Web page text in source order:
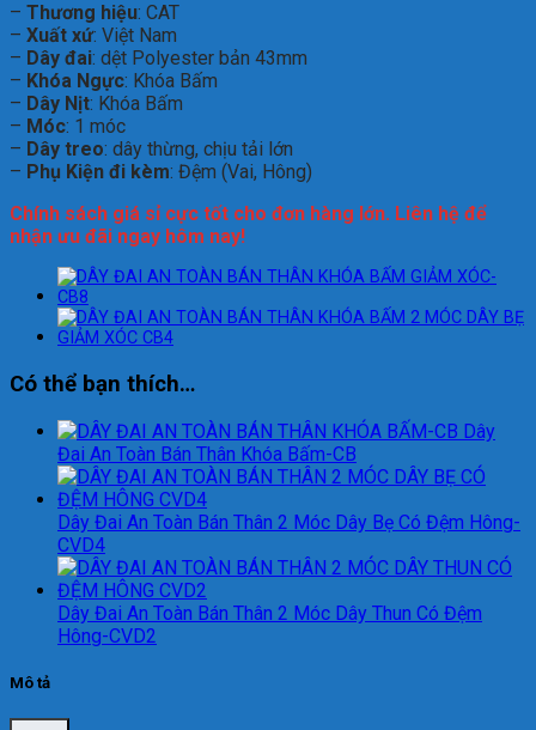
– Thương hiệu: CAT
– Xuất xứ: Việt Nam
– Dây đai: dệt Polyester bản 43mm
– Khóa Ngực: Khóa Bấm
– Dây Nịt: Khóa Bấm
– Móc: 1 móc
– Dây treo: dây thừng, chịu tải lớn
– Phụ Kiện đi kèm: Đệm (Vai, Hông)
Chính sách giá sỉ cực tốt cho đơn hàng lớn. Liên hệ để
nhận ưu đãi ngay hôm nay!
Có thể bạn thích…
Dây
Đai An Toàn Bán Thân Khóa Bấm-CB
Dây Đai An Toàn Bán Thân 2 Móc Dây Bẹ Có Đệm Hông-
CVD4
Dây Đai An Toàn Bán Thân 2 Móc Dây Thun Có Đệm
Hông-CVD2
Mô tả